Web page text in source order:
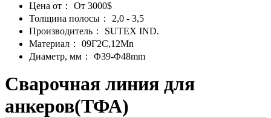
Цена от：
От 3000$
Толщина полосы：
2,0 - 3,5
Производитель：
SUTEX IND.
Материал：
09Г2С,12Mn
Диаметр, мм：
Φ39-Φ48mm
Cварочная линия для
анкеров(ТФА)